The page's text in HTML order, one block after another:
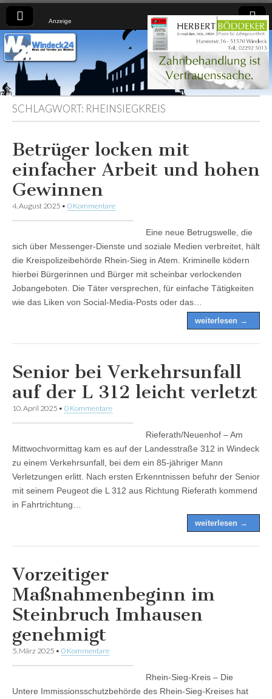
Anzeige
Windeck24
Nachrichten
aus dem
Ländchen
für das
Ländchen
SCHLAGWORT: RHEINSIEGKREIS
Betrüger locken mit
einfacher Arbeit und hohen
Gewinnen
4. August 2025 • 0 Kommentare
Eine neue Betrugswelle, die
sich über Messenger-Dienste und soziale Medien verbreitet, hält
die Kreispolizeibehörde Rhein-Sieg in Atem. Kriminelle ködern
hierbei Bürgerinnen und Bürger mit scheinbar verlockenden
Jobangeboten. Die Täter versprechen, für einfache Tätigkeiten
wie das Liken von Social-Media-Posts oder das…
weiterlesen →
Senior bei Verkehrsunfall
auf der L 312 leicht verletzt
10. April 2025 • 0 Kommentare
Rieferath/Neuenhof – Am
Mittwochvormittag kam es auf der Landesstraße 312 in Windeck
zu einem Verkehrsunfall, bei dem ein 85-jähriger Mann
Verletzungen erlitt. Nach ersten Erkenntnissen befuhr der Senior
mit seinem Peugeot die L 312 aus Richtung Rieferath kommend
in Fahrtrichtung…
weiterlesen →
Vorzeitiger
Maßnahmenbeginn im
Steinbruch Imhausen
genehmigt
5. März 2025 • 0 Kommentare
Rhein-Sieg-Kreis – Die
Untere Immissionsschutzbehörde des Rhein-Sieg-Kreises hat